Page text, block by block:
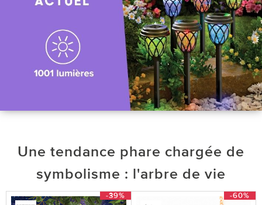
Une tendance phare chargée de
symbolisme : l'arbre de vie
-39% -60%